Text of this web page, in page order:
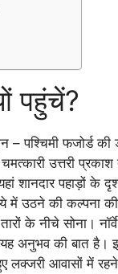
पहुंचें?
– पश्चिमी फजोर्ड की
उत्तरी
शानदार पहाड़ों के
में उठने की कल्पना
के नीचे सोना। नॉर्वे
अनुभव की बात है।
लक्जरी आवासों में